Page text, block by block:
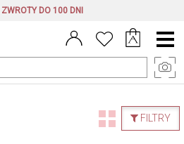
DO 100 DNI
Menu
główne
FILTRY